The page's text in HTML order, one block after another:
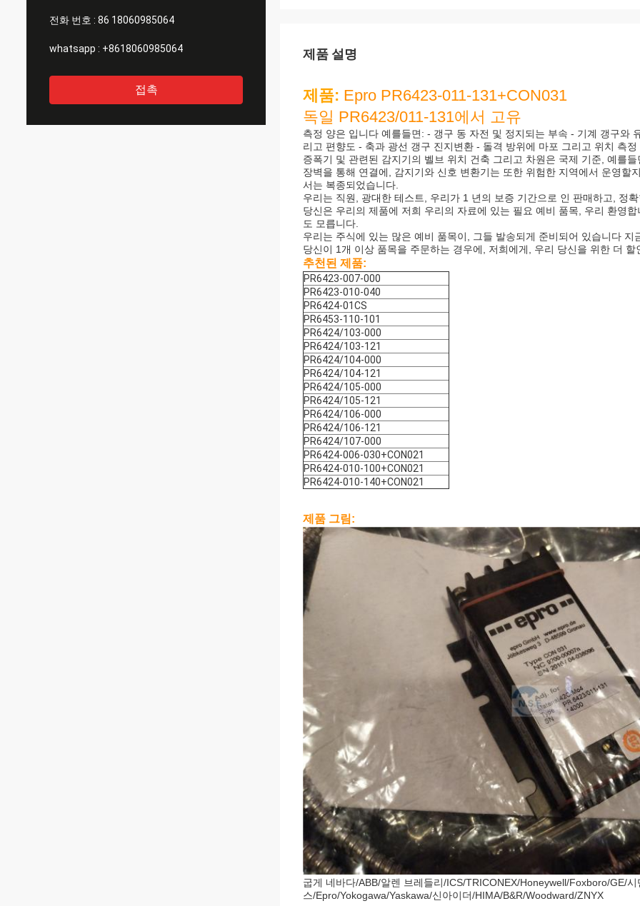
전화 번호 : 86 18060985064
whatsapp : +8618060985064
접촉
제품 설명
제품: Epro PR6423-011-131+CON031
독일 PR6423/011-131에서 고유
측정 양은 입니다 예를들면: - 갱구 동 자전 및 정지되는 부속 - 기계 갱구와
리고 편향도 - 축과 광선 갱구 진지변환 - 돌격 방위에 마포 그리고 위치 측
증폭기 및 관련된 감지기의 벨브 위치 건축 그리고 차원은 국제 기준, 예를
장벽을 통해 연결에, 감지기와 신호 변환기는 또한 위험한 지역에서 운영
서는 복종되었습니다.
우리는 직원, 광대한 테스트, 우리가 1 년의 보증 기간으로 인 판매하고, 정
당신은 우리의 제품에 저희 우리의 자료에 있는 필요 예비 품목, 우리 환영
도 모릅니다.
우리는 주식에 있는 많은 예비 품목이, 그들 발송되게 준비되어 있습니다 지
당신이 1개 이상 품목을 주문하는 경우에, 저희에게, 우리 당신을 위한 더 할
추천된 제품:
PR6423-007-000
PR6423-010-040
PR6424-01CS
PR6453-110-101
PR6424/103-000
PR6424/103-121
PR6424/104-000
PR6424/104-121
PR6424/105-000
PR6424/105-121
PR6424/106-000
PR6424/106-121
PR6424/107-000
PR6424-006-030+CON021
PR6424-010-100+CON021
PR6424-010-140+CON021
제품 그림:
굽게 네바다/ABB/알렌 브레들리/ICS/TRICONEX/Honeywell/Foxboro/GE/
스/Epro/Yokogawa/Yaskawa/신아이더/HIMA/B&R/Woodward/ZNYX